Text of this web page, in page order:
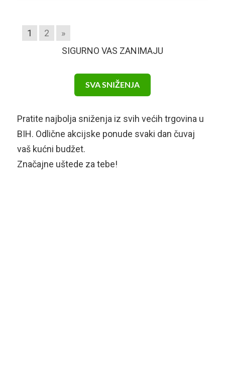
1 2
»
SIGURNO VAS ZANIMAJU
SVA SNIŽENJA
Pratite najbolja sniženja iz svih većih trgovina u
BIH. Odlične akcijske ponude svaki dan čuvaj
vaš kućni budžet.
Značajne uštede za tebe!